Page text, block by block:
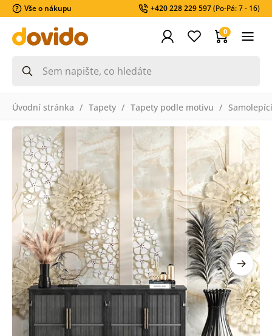
Vše o nákupu +420 228 229 597(Po-Pá: 7 - 16)
0
Úvodní stránka Tapety Tapety podle motivu